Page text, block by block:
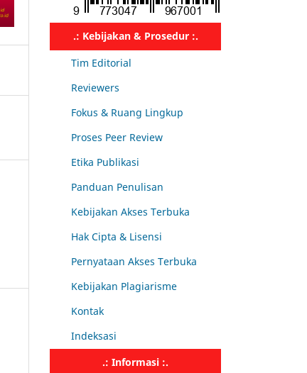
.: Kebijakan & Prosedur :.
Tim Editorial
Reviewers
Fokus & Ruang Lingkup
Proses Peer Review
Etika Publikasi
Panduan Penulisan
Kebijakan Akses Terbuka
Hak Cipta & Lisensi
Pernyataan Akses Terbuka
Kebijakan Plagiarisme
Kontak
Indeksasi
.: Informasi :.